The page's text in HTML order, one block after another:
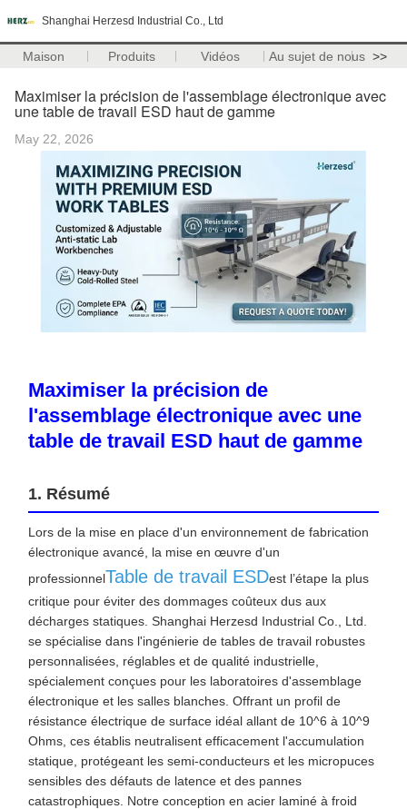
Shanghai Herzesd Industrial Co., Ltd
Maison Produits Vidéos Au sujet de nous >>
Maximiser la précision de l'assemblage électronique avec
une table de travail ESD haut de gamme
May 22, 2026
Maximiser la précision de
l'assemblage électronique avec une
table de travail ESD haut de gamme
1. Résumé
Lors de la mise en place d'un environnement de fabrication
électronique avancé, la mise en œuvre d'un
professionnelTable de travail ESDest l’étape la plus
critique pour éviter des dommages coûteux dus aux
décharges statiques. Shanghai Herzesd Industrial Co., Ltd.
se spécialise dans l'ingénierie de tables de travail robustes
personnalisées, réglables et de qualité industrielle,
spécialement conçues pour les laboratoires d'assemblage
électronique et les salles blanches. Offrant un profil de
résistance électrique de surface idéal allant de 10^6 à 10^9
Ohms, ces établis neutralisent efficacement l'accumulation
statique, protégeant les semi-conducteurs et les micropuces
sensibles des défauts de latence et des pannes
catastrophiques. Notre conception en acier laminé à froid